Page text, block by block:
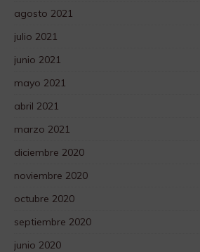
agosto 2021
julio 2021
junio 2021
mayo 2021
abril 2021
marzo 2021
diciembre 2020
noviembre 2020
octubre 2020
septiembre 2020
junio 2020